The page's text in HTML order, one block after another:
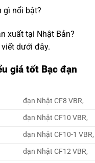
gì nổi bật?
xuất tại Nhật Bản?
dưới đây.
giá tốt Bạc đạn
đạn Nhật CF8 VBR,
đạn Nhật CF10 VBR,
đạn Nhật CF10-1 VBR,
đạn Nhật CF12 VBR,